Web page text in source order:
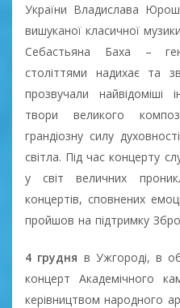
України Владислава
вишуканої класичної
Себастьяна Баха –
століттями надихає та
прозвучали найвідоміші
твори великого
грандіозну силу
світла. Під час концерту
у світ величних
концертів, сповнених
пройшов на підтримку
4 грудня в Ужгороді, в
концерт Академічного
керівництвом народного